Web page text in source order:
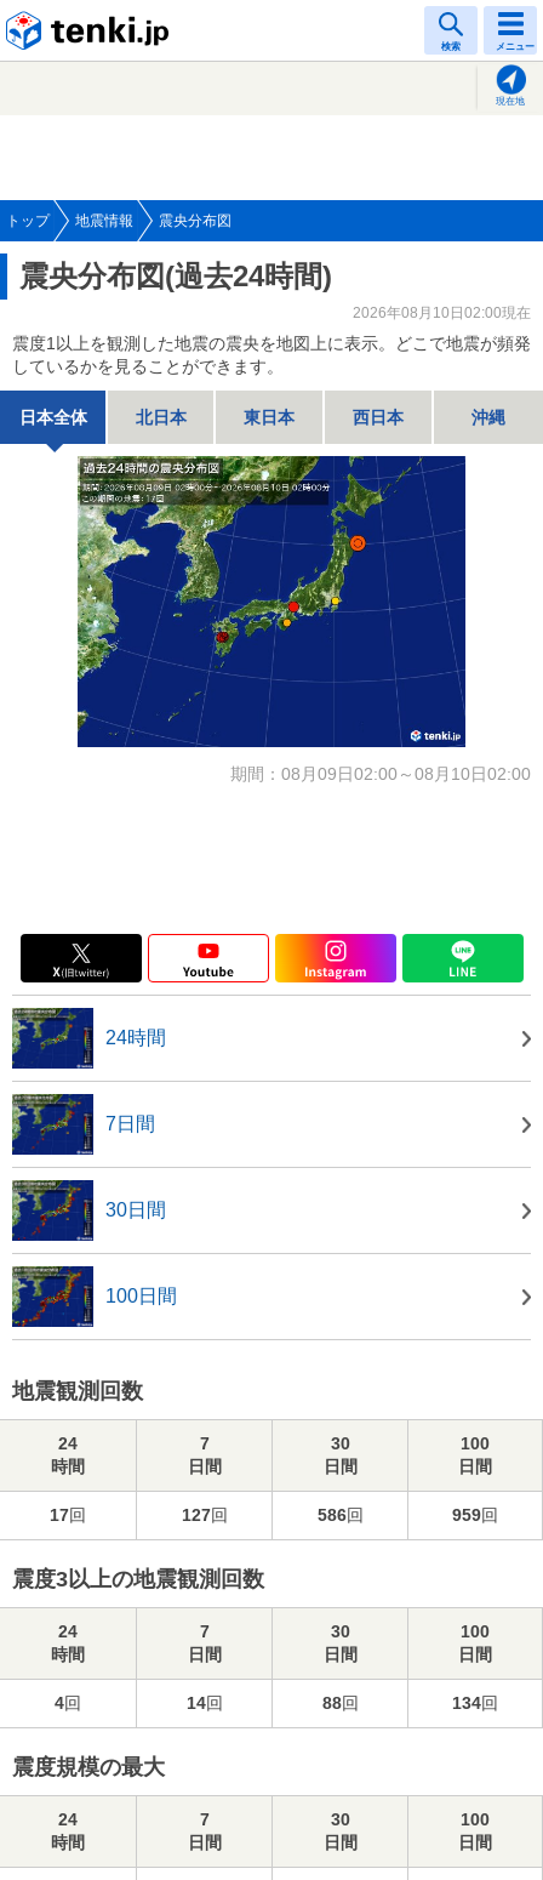
検索 メニュー
現在地
トップ 地震情報 震央分布図
震央分布図(過去24時間)
2026年08月10日02:00現在
震度1以上を観測した地震の震央を地図上に表示。どこで地震が頻発
しているかを見ることができます。
日本全体 北日本 東日本 西日本 沖縄
期間：08月09日02:00～08月10日02:00
24時間
7日間
30日間
100日間
地震観測回数
24
時間
7
日間
30
日間
100
日間
17回 127回 586回 959回
震度3以上の地震観測回数
24
時間
7
日間
30
日間
100
日間
4回 14回 88回 134回
震度規模の最大
24
時間
7
日間
30
日間
100
日間